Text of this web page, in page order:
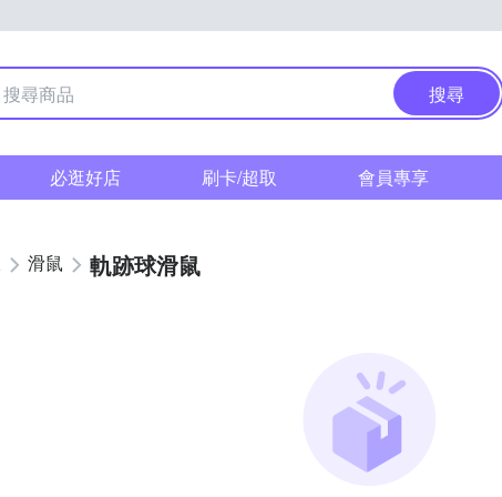
搜尋
必逛好店 刷卡/超取 會員專享
滑鼠 軌跡球滑鼠